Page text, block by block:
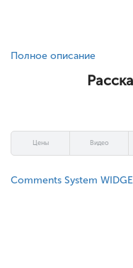
Полное описание
Цены Видео
Comments System